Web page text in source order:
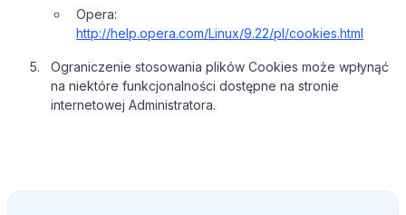
Opera:
http://help.opera.com/Linux/9.22/pl/cookies.html
Ograniczenie stosowania plików Cookies może wpłynąć
na niektóre funkcjonalności dostępne na stronie
internetowej Administratora.